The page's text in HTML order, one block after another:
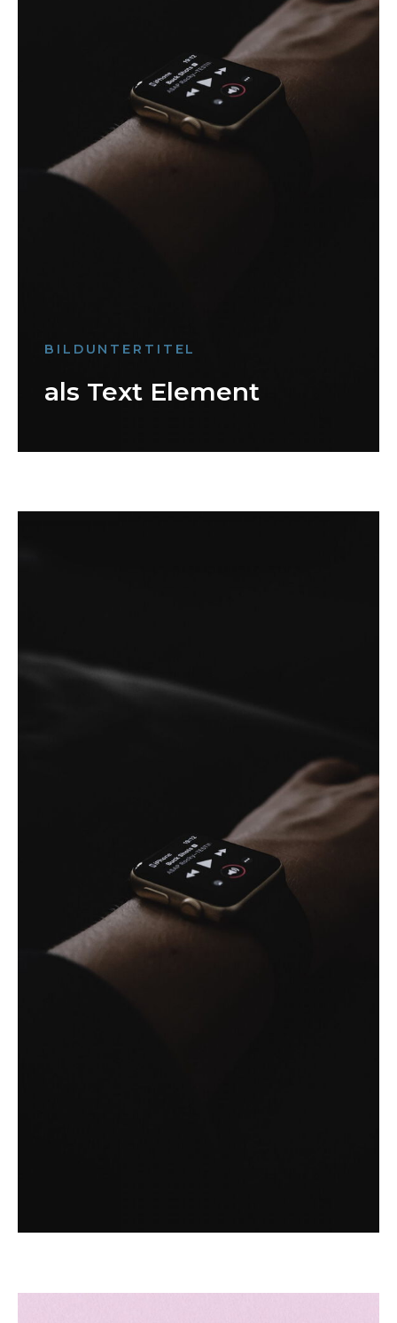
BILDUNTERTITEL
als Text Element